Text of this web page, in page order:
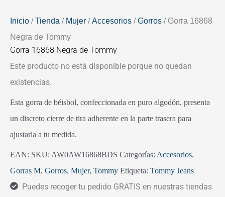
Inicio /Tienda / Mujer /Accesorios /Gorros / Gorra 16868
Negra de Tommy
Gorra 16868 Negra de Tommy
Este producto no está disponible porque no quedan
existencias.
Esta gorra de béisbol, confeccionada en puro algodón, presenta
un discreto cierre de tira adherente en la parte trasera para
ajustarla a tu medida.
EAN: SKU: AW0AW16868BDS Categorías: Accesorios,
Gorras M, Gorros, Mujer, Tommy Etiqueta: Tommy Jeans
Puedes recoger tu pedido GRATIS en nuestras tiendas